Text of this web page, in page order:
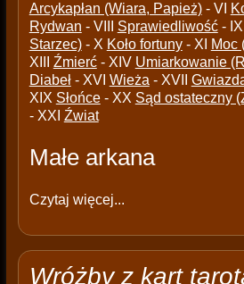
Arcykapłan (Wiara, Papież)- VI
Rydwan - VIII Sprawiedliwość- IX
Starzec)- X Koło fortuny- XI Moc
XIII Źmierć- XIV Umiarkowanie
Diabeł- XVI Wieża - XVII
XIX Słońce- XX Sąd ostateczny
- XXI Źwiat
Małe arkana
Czytaj więcej...
Wróżby z kart